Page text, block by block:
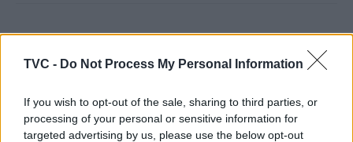
TVC - Do Not Process My Personal Information
If you wish to opt-out of the sale, sharing to third parties, or
processing of your personal or sensitive information for
targeted advertising by us, please use the below opt-out
Artigo anterior Próximo artigo